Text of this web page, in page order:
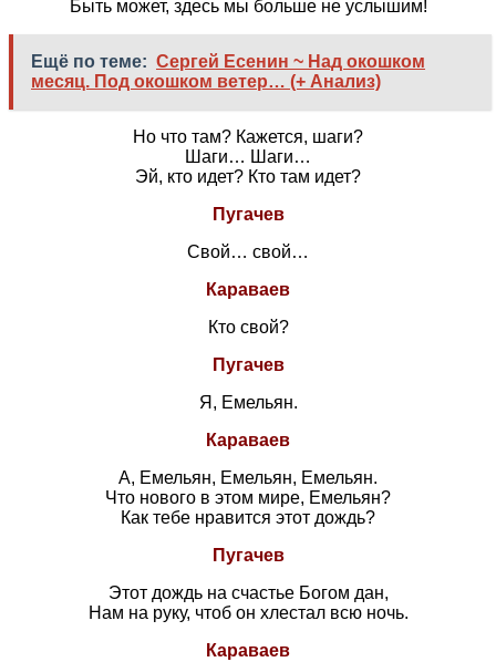
Быть может, здесь мы больше не услышим!
Ещё по теме: Сергей Есенин ~ Над окошком
месяц. Под окошком ветер… (+ Анализ)
Но что там? Кажется, шаги?
Шаги… Шаги…
Эй, кто идет? Кто там идет?
Пугачев
Свой… свой…
Караваев
Кто свой?
Пугачев
Я, Емельян.
Караваев
А, Емельян, Емельян, Емельян.
Что нового в этом мире, Емельян?
Как тебе нравится этот дождь?
Пугачев
Этот дождь на счастье Богом дан,
Нам на руку, чтоб он хлестал всю ночь.
Караваев